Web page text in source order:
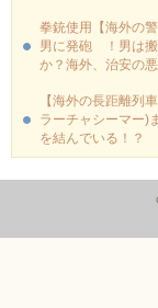
拳銃使用【海外の
男に発砲 ！男は搬
か？海外、治安の
【海外の長距離列
ラーチャシーマー)
を結んでいる！？